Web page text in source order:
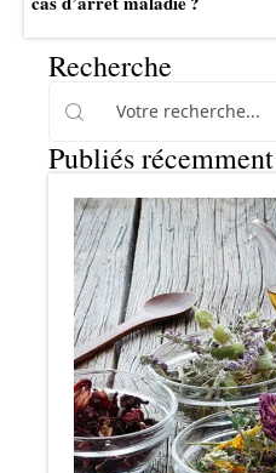
Recherche
Publiés récemment